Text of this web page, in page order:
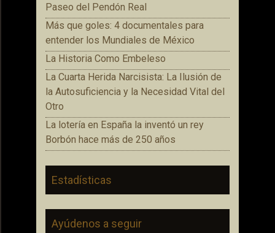
Paseo del Pendón Real
Más que goles: 4 documentales para
entender los Mundiales de México
La Historia Como Embeleso
La Cuarta Herida Narcisista: La Ilusión de
la Autosuficiencia y la Necesidad Vital del
Otro
La lotería en España la inventó un rey
Borbón hace más de 250 años
Estadísticas
Ayúdenos a seguir